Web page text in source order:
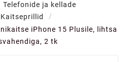
Telefonide ja kellade
Kaitseprillid
iPhone 15 Plusile, lihtsa
2 tk